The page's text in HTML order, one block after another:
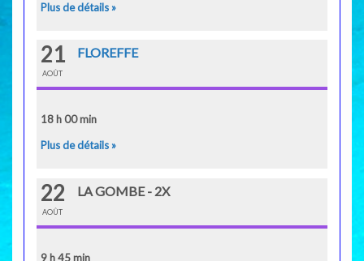
Plus de détails »
21
AOÛT
FLOREFFE
18 h 00 min
Plus de détails »
22
AOÛT
LA GOMBE - 2X
9 h 45 min